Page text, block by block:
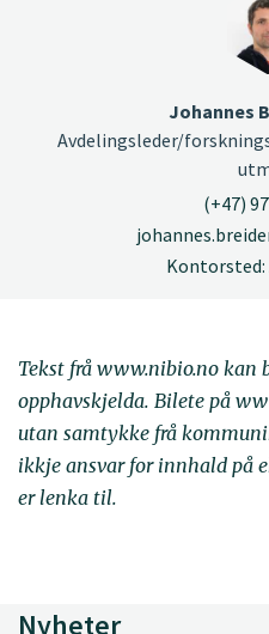
Johannes
Avdelingsleder/
(+47)
Kontorsted:
Tekst frå www.nibio.no
opphavskjelda. Bilete på
utan samtykke frå
ikkje ansvar for innhald på
er lenka til.
Nyheter